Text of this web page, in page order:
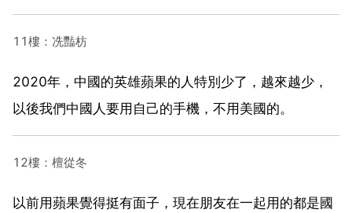
11樓：冼豔枋
2020年，中國的英雄蘋果的人特別少了，越來越少，
以後我們中國人要用自己的手機，不用美國的。
12樓：檀從冬
以前用蘋果覺得挺有面子，現在朋友在一起用的都是國